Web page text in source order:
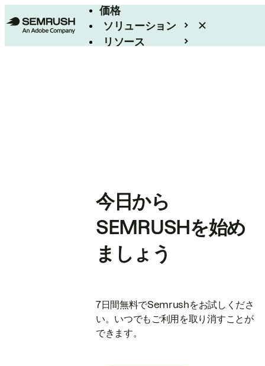
価格
ソリューション
リソース
今日から
SEMRUSHを始め
ましょう
7日間無料でSemrushをお試しくださ
い。いつでもご利用を取り消すことが
できます。